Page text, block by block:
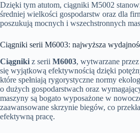
Dzięki tym atutom, ciągniki M5002
średniej wielkości gospodarstw oraz dla
poszukują mocnych i wszechstronnych
Ciągniki serii M6003: najwyższa
Ciągniki z serii M6003, wytwarzane
się wyjątkową efektywnością dzięki
które spełniają rygorystyczne normy
o dużych gospodarstwach oraz
maszyny są bogato wyposażone w
zaawansowane skrzynie biegów, co
efektywną pracę.